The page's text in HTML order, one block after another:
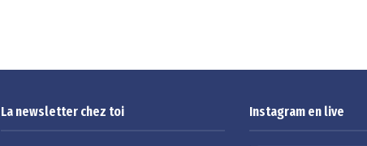
La newsletter chez toi Instagram en live